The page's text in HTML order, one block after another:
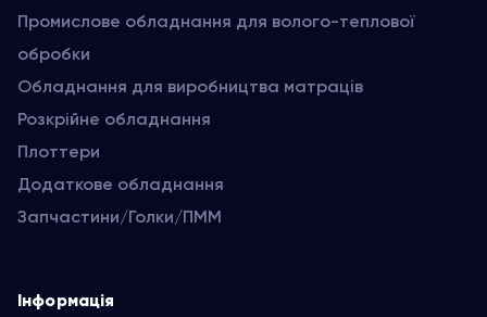
Промислове обладнання для волого-теплової
обробки
Обладнання для виробництва матраців
Розкрійне обладнання
Плоттери
Додаткове обладнання
Запчастини/Голки/ПММ
Інформація